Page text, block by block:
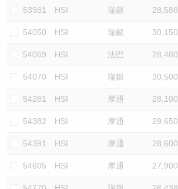
53981 HSI 瑞銀 28,588
54050 HSI 瑞銀 30,150
54069 HSI 法巴 28,480
54070 HSI 瑞銀 30,500
54281 HSI 摩通 28,100
54382 HSI 摩通 29,650
54391 HSI 摩通 28,600
54605 HSI 摩通 27,900